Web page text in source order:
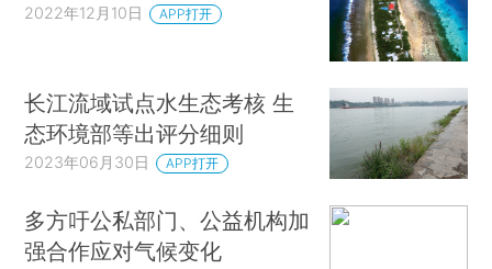
2022年12月10日 APP打开
长江流域试点水生态考核 生
态环境部等出评分细则
2023年06月30日 APP打开
多方吁公私部门、公益机构加
强合作应对气候变化